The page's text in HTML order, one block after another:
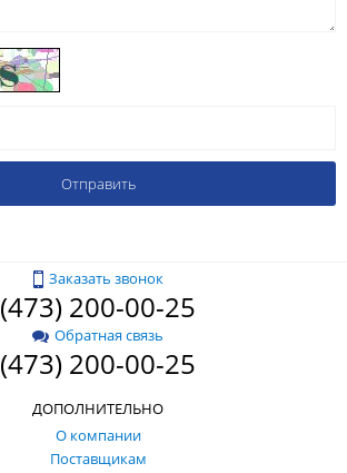
Заказать звонок
(473) 200-00-25
Обратная связь
(473) 200-00-25
ДОПОЛНИТЕЛЬНО
О компании
Поставщикам